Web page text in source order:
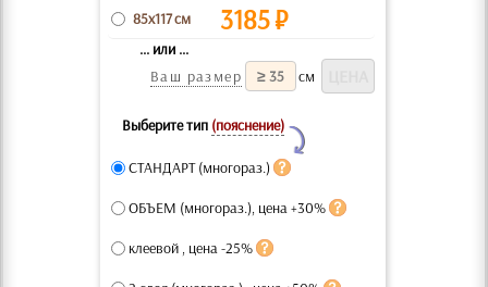
85x117 см 3185₽
... или ...
Ваш размер
см
Выберите тип (пояснение)
Y
СТАНДАРТ (многораз.)
ОБЪЕМ (многораз.), цена +30%
клеевой , цена -25%